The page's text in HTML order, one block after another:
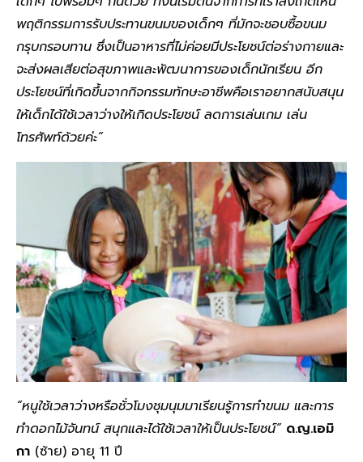
พฤติกรรมการรับประทานขนมของเด็กๆ ที่มักจะชอบซื้อขนม
กรุบกรอบทาน ซึ่งเป็นอาหารที่ไม่ค่อยมีประโยชน์ต่อร่างกายและ
จะส่งผลเสียต่อสุขภาพและพัฒนาการของเด็กนักเรียน อีก
ประโยชน์ที่เกิดขึ้นจากกิจกรรมทักษะอาชีพคือเราอยากสนับสนุน
ให้เด็กได้ใช้เวลาว่างให้เกิดประโยชน์ ลดการเล่นเกม เล่น
โทรศัพท์ด้วยค่ะ”
“หนูใช้เวลาว่างหรือชั่วโมงชุมนุมมาเรียนรู้การทำขนม และการ
ทำดอกไม้จันทน์ สนุกและได้ใช้เวลาให้เป็นประโยชน์” ด.ญ.เอมิ
กา (ซ้าย) อายุ 11 ปี